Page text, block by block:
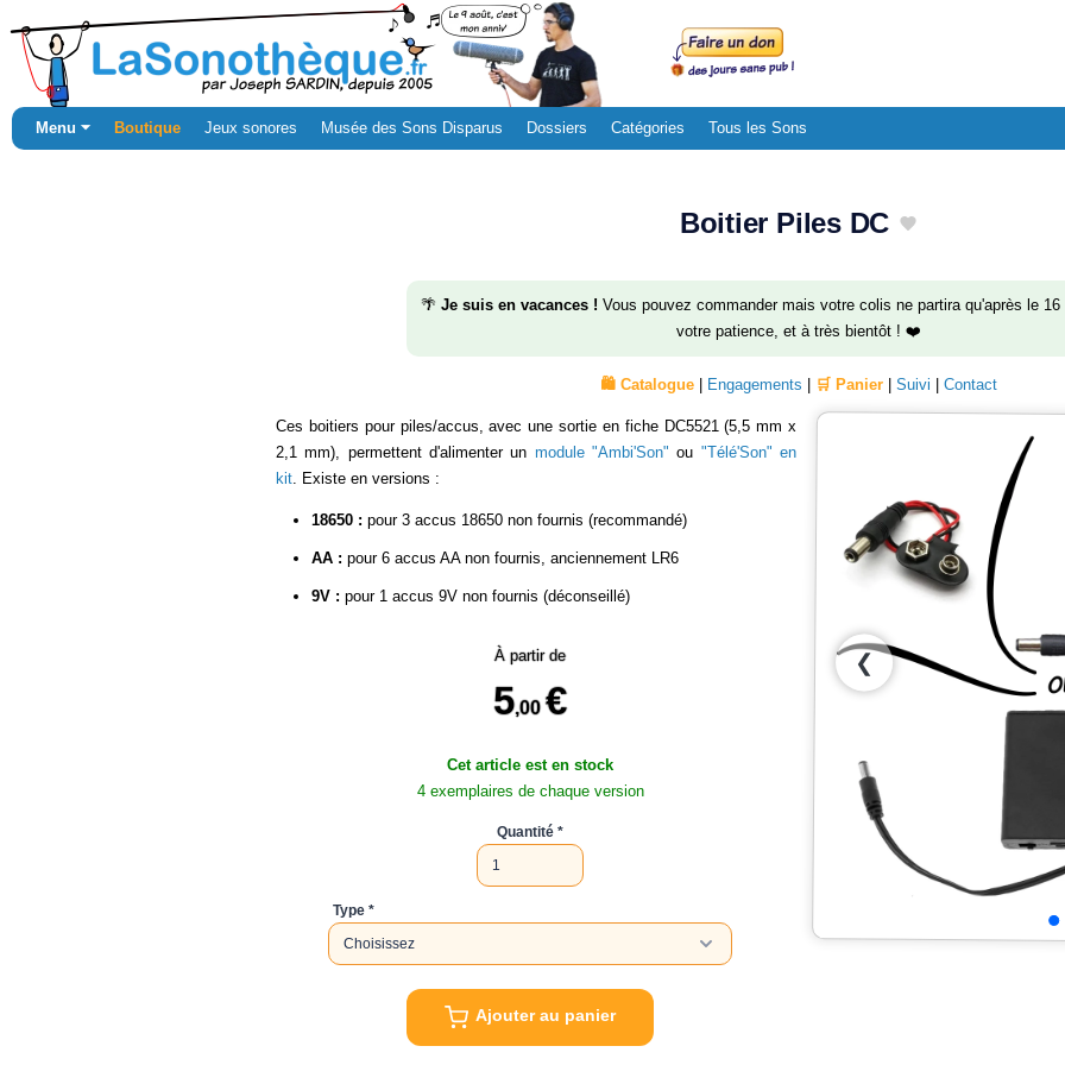
Menu ⏷ Boutique Jeux sonores Musée des Sons Disparus Dossiers Catégories Tous les Sons
Boitier Piles DC
🌴 Je suis en vacances ! Vous pouvez commander mais votre colis ne partira qu'après le
votre patience, et à très bientôt ! ❤️
🛍️ Catalogue | Engagements | 🛒 Panier | Suivi | Contact
❮
Ces boitiers pour piles/accus, avec une sortie en fiche DC5521 (5,5 mm x
2,1 mm), permettent d'alimenter un module "Ambi'Son" ou "Télé'Son" en
kit . Existe en versions :
18650 : pour 3 accus 18650 non fournis (recommandé)
AA : pour 6 accus AA non fournis, anciennement LR6
9V : pour 1 accus 9V non fournis (déconseillé)
À partir de
5,00 €
Cet article est en stock
4 exemplaires de chaque version
Quantité
Type
Ajouter au panier